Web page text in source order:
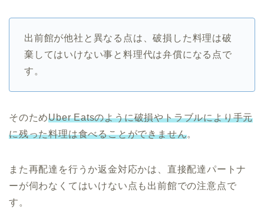
出前館が他社と異なる点は、破損した料理は破
棄してはいけない事と料理代は弁償になる点で
す。
そのためUber Eatsのように破損やトラブルにより手元
に残った料理は食べることができません。
また再配達を行うか返金対応かは、直接配達パートナ
ーが伺わなくてはいけない点も出前館での注意点で
す。